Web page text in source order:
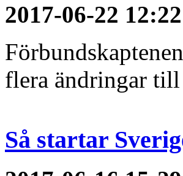
2017-06-22 12:22
flera ändringar
Så startar